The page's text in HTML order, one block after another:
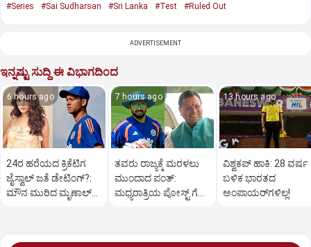
#Series #Sai Sudharsan #Sri Lanka #Test #Ruled Out
ADVERTISEMENT
ಇನ್ನಷ್ಟು ಸುದ್ದಿ ಈ ವಿಭಾಗದಿಂದ
6 hours ago
24ರ ಹರೆಯದ ಕ್ರಿಕೆಟಿಗ
ಜೈಸ್ವಾಲ್‌ ಜತೆ ಡೇಟಿಂಗ್?:‌
ಮೌನ ಮುರಿದ ಮೃಣಾಲ್‌
7 hours ago
ತವರು ರಾಜ್ಯಕ್ಕೆ ಮರಳಲು
ಮುಂದಾದ ಪಂತ್:‌
ಮಧ್ಯರಾತ್ರಿಯ ಪೋಸ್ಟ್‌ ಗೆ
13 hours ago
ವಿಶ್ವಕಪ್‌ ಹಾಕಿ: 28 ವರ್ಷ
ಬಳಿಕ ಭಾರತದ
ಅಂಪಾಯರ್‌ಗಳಿಲ್ಲ!